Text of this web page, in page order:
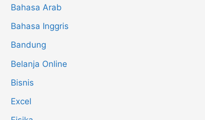
Bahasa Arab
Bahasa Inggris
Bandung
Belanja Online
Bisnis
Excel